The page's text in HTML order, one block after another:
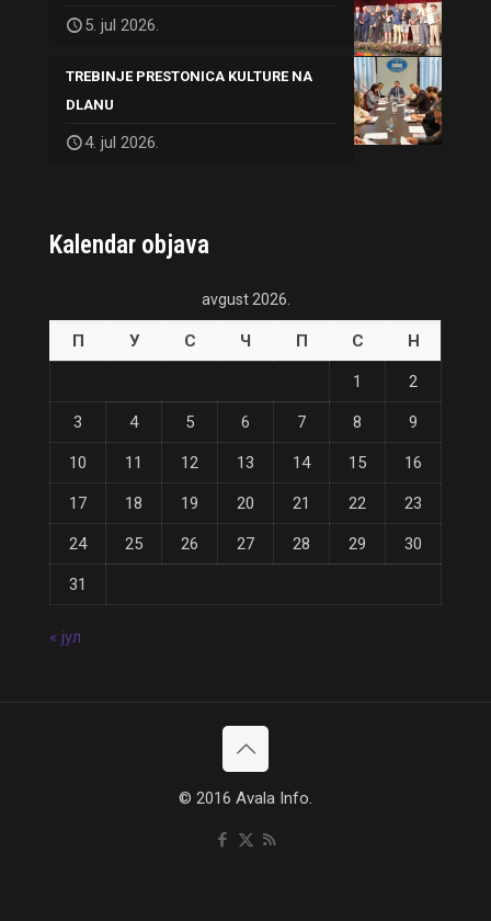
5. jul 2026.
TREBINJE PRESTONICA KULTURE NA
DLANU
4. jul 2026.
Kalendar objava
avgust 2026.
П У С Ч П С Н
1 2
3 4 5 6 7 8 9
10 11 12 13 14 15 16
17 18 19 20 21 22 23
24 25 26 27 28 29 30
31
« јул
© 2016 Avala Info.